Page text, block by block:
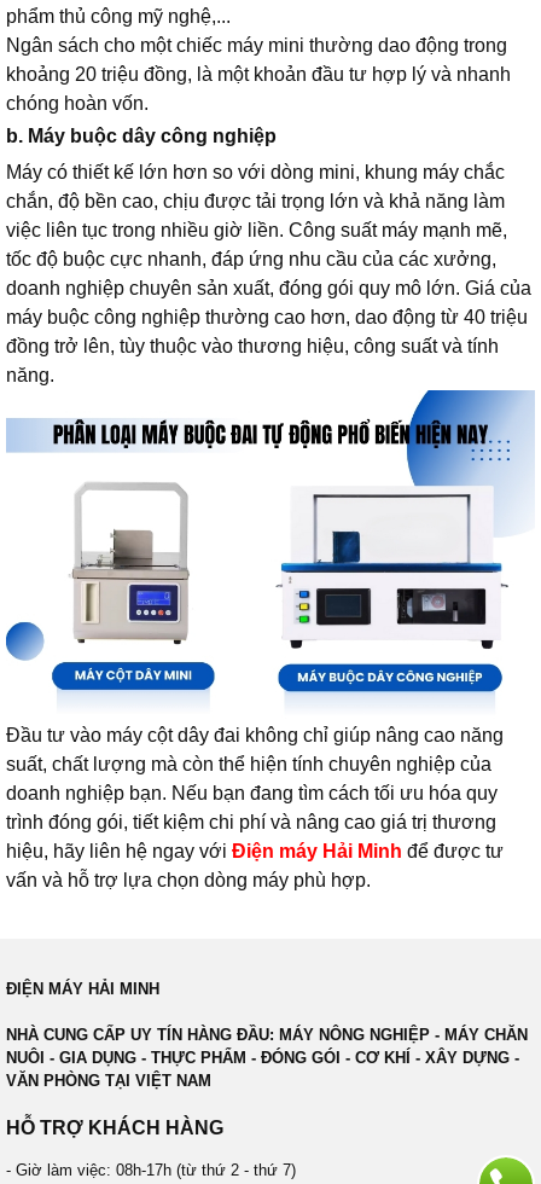
phẩm thủ công mỹ nghệ,...
Ngân sách cho một chiếc máy mini thường dao động trong
khoảng 20 triệu đồng, là một khoản đầu tư hợp lý và nhanh
chóng hoàn vốn.
b. Máy buộc dây công nghiệp
Máy có thiết kế lớn hơn so với dòng mini, khung máy chắc
chắn, độ bền cao, chịu được tải trọng lớn và khả năng làm
việc liên tục trong nhiều giờ liền. Công suất máy mạnh mẽ,
tốc độ buộc cực nhanh, đáp ứng nhu cầu của các xưởng,
doanh nghiệp chuyên sản xuất, đóng gói quy mô lớn. Giá của
máy buộc công nghiệp thường cao hơn, dao động từ 40 triệu
đồng trở lên, tùy thuộc vào thương hiệu, công suất và tính
năng.
Đầu tư vào máy cột dây đai không chỉ giúp nâng cao năng
suất, chất lượng mà còn thể hiện tính chuyên nghiệp của
doanh nghiệp bạn. Nếu bạn đang tìm cách tối ưu hóa quy
trình đóng gói, tiết kiệm chi phí và nâng cao giá trị thương
hiệu, hãy liên hệ ngay với Điện máy Hải Minh để được tư
vấn và hỗ trợ lựa chọn dòng máy phù hợp.
ĐIỆN MÁY HẢI MINH
NHÀ CUNG CẤP UY TÍN HÀNG ĐẦU: MÁY NÔNG NGHIỆP - MÁY CHĂN
NUÔI - GIA DỤNG - THỰC PHẨM - ĐÓNG GÓI - CƠ KHÍ - XÂY DỰNG -
VĂN PHÒNG TẠI VIỆT NAM
HỖ TRỢ KHÁCH HÀNG
- Giờ làm việc: 08h-17h (từ thứ 2 - thứ 7)